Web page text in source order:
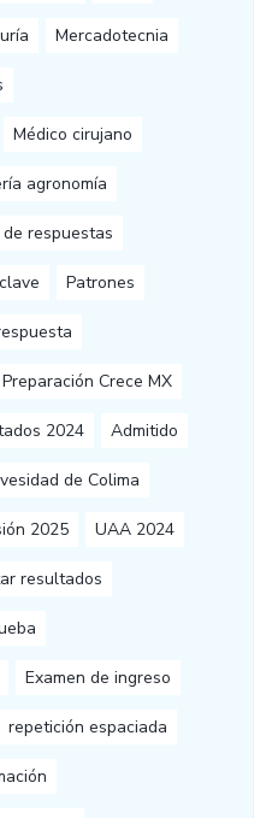
Mercadotecnia
Médico cirujano
agronomía
respuestas
Patrones
Preparación Crece MX
2024 Admitido
de Colima
2025 UAA 2024
resultados
Examen de ingreso
repetición espaciada